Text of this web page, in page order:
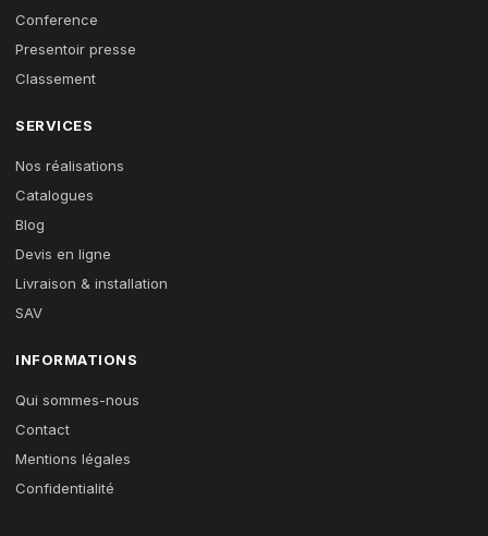
Conference
Presentoir presse
Classement
SERVICES
Nos réalisations
Catalogues
Blog
Devis en ligne
Livraison & installation
SAV
INFORMATIONS
Qui sommes-nous
Contact
Mentions légales
Confidentialité